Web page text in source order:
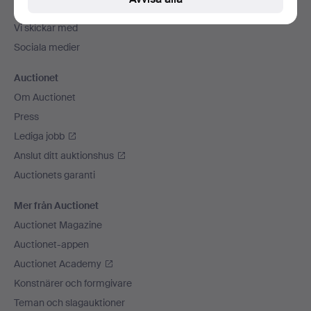
Vi skickar med
Sociala medier
Auctionet
Om Auctionet
Press
Lediga jobb
Anslut ditt auktionshus
Auctionets garanti
Mer från Auctionet
Auctionet Magazine
Auctionet-appen
Auctionet Academy
Konstnärer och formgivare
Teman och slagauktioner